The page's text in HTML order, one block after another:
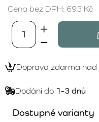
Cena bez DPH: 693 Kč
Doprava zdarma nad
Dodání do 1-3 dnů
Dostupné varianty